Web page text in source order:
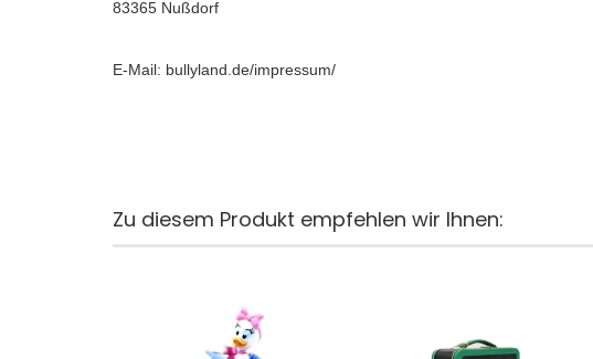
83365 Nußdorf
E-Mail: bullyland.de/impressum/
Zu diesem Produkt empfehlen wir Ihnen: